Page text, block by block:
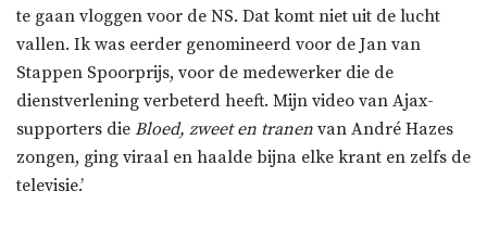
te gaan vloggen voor de NS. Dat komt niet uit de lucht
vallen. Ik was eerder genomineerd voor de Jan van
Stappen Spoorprijs, voor de medewerker die de
dienstverlening verbeterd heeft. Mijn video van Ajax-
supporters die Bloed, zweet en tranen van André Hazes
zongen, ging viraal en haalde bijna elke krant en zelfs de
televisie.’